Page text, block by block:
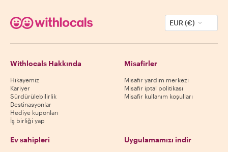
EUR (€)
Withlocals Hakkında
Hikayemiz
Kariyer
Sürdürülebilirlik
Destinasyonlar
Hediye kuponları
İş birliği yap
Misafirler
Misafir yardım merkezi
Misafir iptal politikası
Misafir kullanım koşulları
Ev sahipleri Uygulamamızı indir